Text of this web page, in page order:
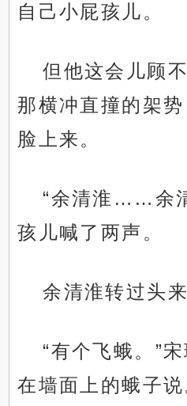
自己小屁孩儿。
但他这会儿顾
那横冲直撞的架
脸上来。
“余清淮……余
孩儿喊了两声。
余清淮转过头来
“有个飞蛾。”
在墙面上的蛾子说